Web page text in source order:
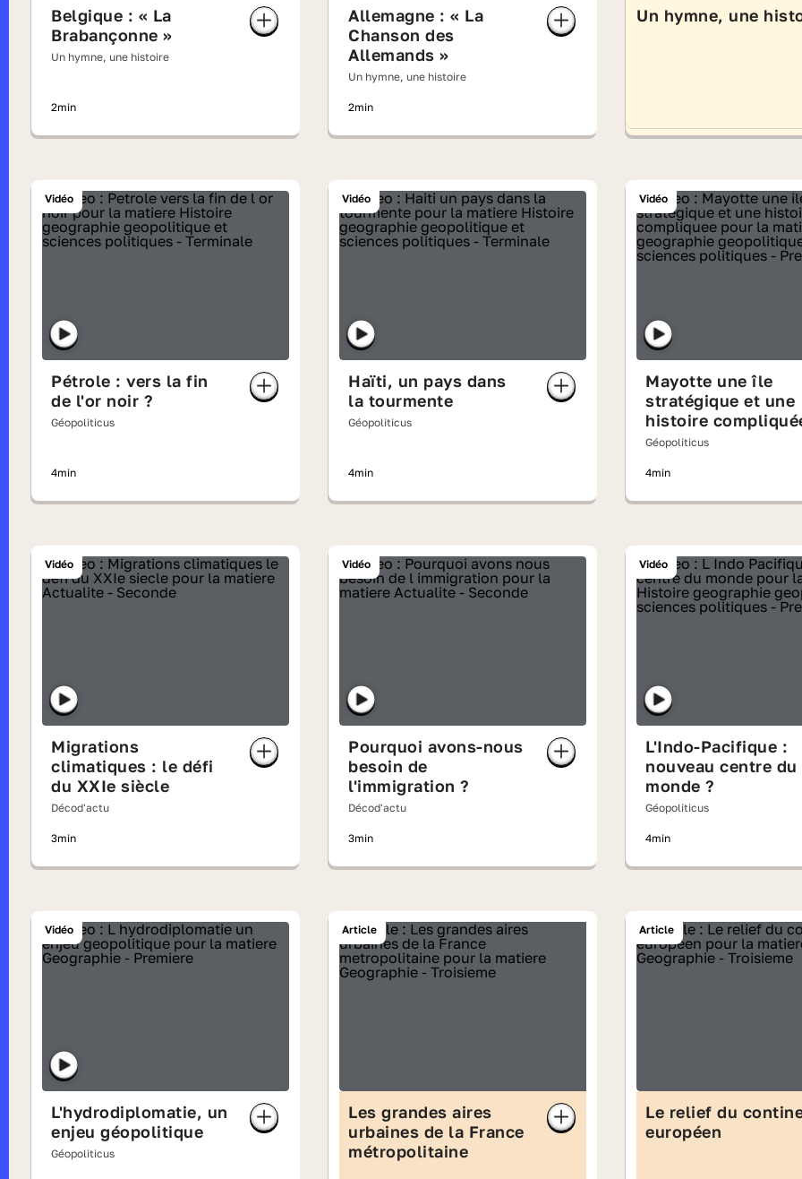
Belgique : « La
Brabançonne »
Un hymne, une histoire
2min
Allemagne : « La
Chanson des
Allemands »
Un hymne, une histoire
2min
Un hymne, une
Vidéo
Pétrole : vers la fin
de l'or noir ?
Géopoliticus
4min
Vidéo
Haïti, un pays dans
la tourmente
Géopoliticus
4min
Vidéo
Mayotte une île
stratégique et une
histoire
Géopoliticus
4min
Vidéo
Migrations
climatiques : le défi
du XXIe siècle
Décod'actu
3min
Vidéo
Pourquoi avons-nous
besoin de
l'immigration ?
Décod'actu
3min
Vidéo
L'Indo-Pacifique :
nouveau centre du
monde ?
Géopoliticus
4min
Vidéo
L'hydrodiplomatie, un
enjeu géopolitique
Géopoliticus
Article
Les grandes aires
urbaines de la France
métropolitaine
Article
Le relief du
européen